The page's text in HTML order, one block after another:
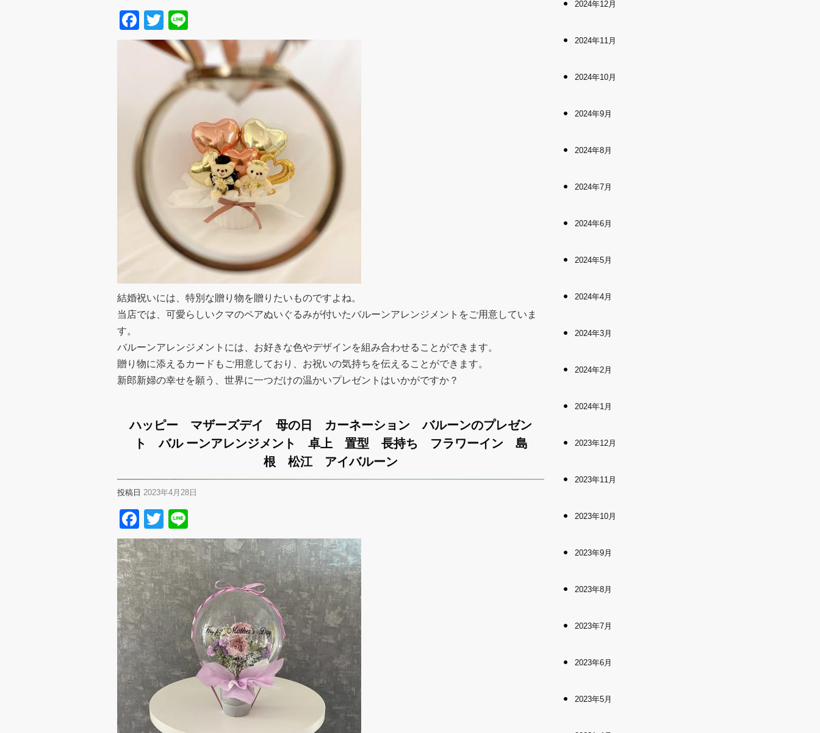
Facebook
Twitter
結婚祝いには、特別な贈り物を贈りたいものですよね。
当店では、可愛らしいクマのペアぬいぐるみが付いたバルーンアレンジメントをご用意していま
す。
バルーンアレンジメントには、お好きな色やデザインを組み合わせることができます。
贈り物に添えるカードもご用意しており、お祝いの気持ちを伝えることができます。
新郎新婦の幸せを願う、世界に一つだけの温かいプレゼントはいかがですか？
ハッピー マザーズデイ 母の日 カーネーション バルーンのプレゼン
ト バル ーンアレンジメント 卓上 置型 長持ち フラワーイン 島
根 松江 アイバルーン
投稿日 2023年4月28日
Facebook
Twitter
2024年12月
2024年11月
2024年10月
2024年9月
2024年8月
2024年7月
2024年6月
2024年5月
2024年4月
2024年3月
2024年2月
2024年1月
2023年12月
2023年11月
2023年10月
2023年9月
2023年8月
2023年7月
2023年6月
2023年5月